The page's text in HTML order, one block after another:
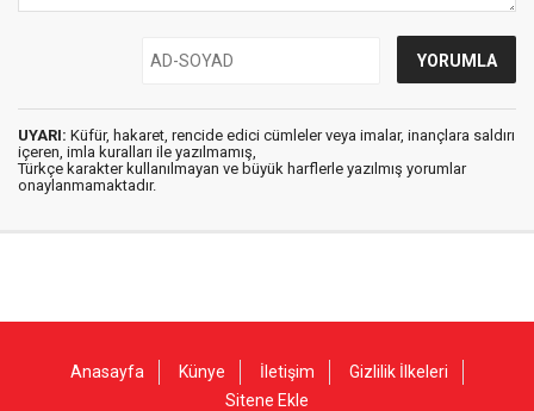
UYARI: Küfür, hakaret, rencide edici cümleler veya imalar, inançlara saldırı
içeren, imla kuralları ile yazılmamış,
Türkçe karakter kullanılmayan ve büyük harflerle yazılmış yorumlar
onaylanmamaktadır.
Anasayfa Künye İletişim
Gizlilik İlkeleri
Sitene Ekle